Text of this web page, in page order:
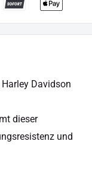
Davidson
dieser
und